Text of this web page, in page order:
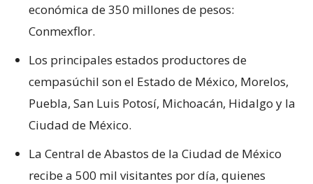
económica de 350 millones de pesos:
Conmexflor.
Los principales estados productores de
cempasúchil son el Estado de México, Morelos,
Puebla, San Luis Potosí, Michoacán, Hidalgo y la
Ciudad de México.
La Central de Abastos de la Ciudad de México
recibe a 500 mil visitantes por día, quienes